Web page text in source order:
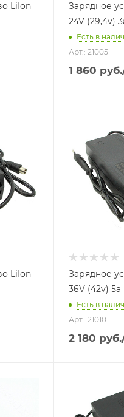
LiIon
Зарядное
24V (29,4v)
Есть в
Арт.: 21005
1 860 руб.
LiIon
Зарядное
36V (42v) 5a
Есть в
Арт.: 21010
2 180 руб.